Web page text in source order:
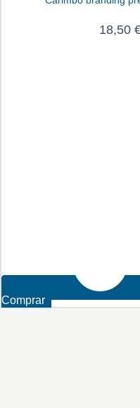
18,50
Comprar